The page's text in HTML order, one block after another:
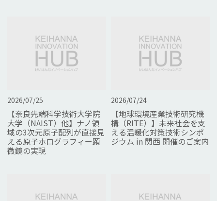
2026/07/25
【奈良先端科学技術大学院
大学（NAIST）他】ナノ領
域の3次元原子配列が直接見
える原子ホログラフィー顕
微鏡の実現
2026/07/24
【地球環境産業技術研究機
構（RITE）】未来社会を支
える温暖化対策技術シンポ
ジウム in 関西 開催のご案内